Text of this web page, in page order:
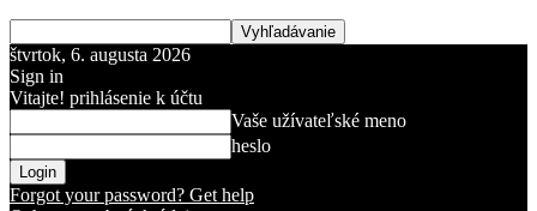
štvrtok, 6. augusta 2026
Sign in
Vitajte! prihlásenie k účtu
Vaše užívateľské meno
heslo
Forgot your password? Get help